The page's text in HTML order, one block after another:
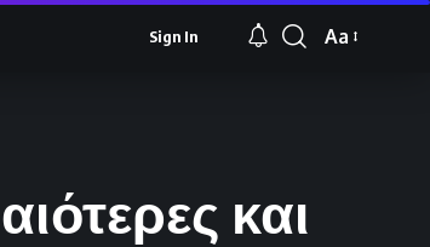
Sign In
Font
Aa
και